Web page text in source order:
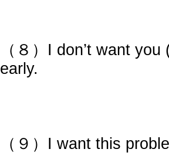
（８）I don’t want
early.
（９）I want this